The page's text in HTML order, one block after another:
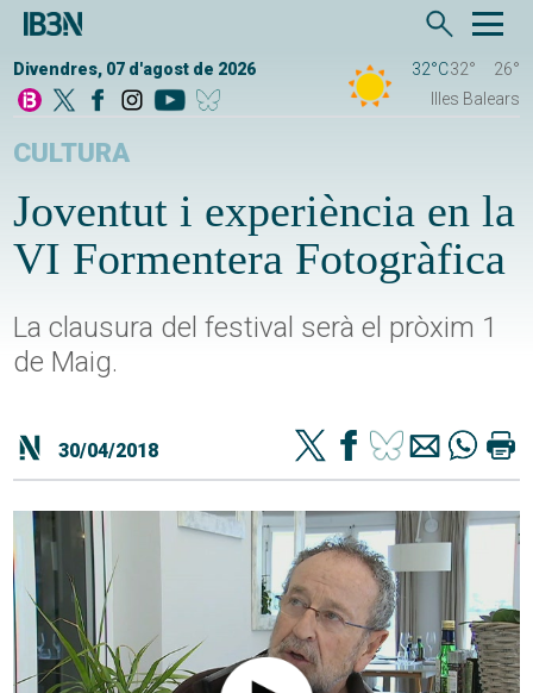
Divendres, 07 d'agost de 2026 32°C32°
26°
Illes Balears
CULTURA
Joventut i experiència en la
VI Formentera Fotogràfica
La clausura del festival serà el pròxim 1
de Maig.
30/04/2018